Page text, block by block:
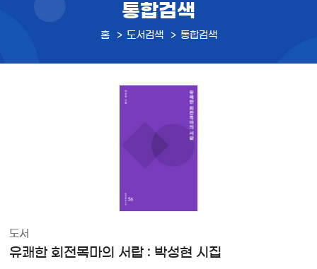
통합검색
홈 도서검색 통합검색
도서
유쾌한 회전목마의 서랍 : 박성현 시집